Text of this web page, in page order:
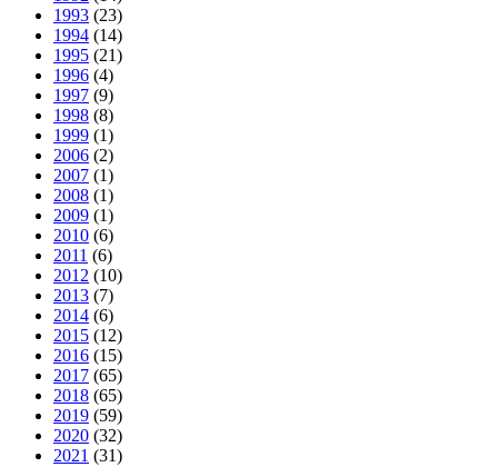
1993 (23)
1994 (14)
1995 (21)
1996 (4)
1997 (9)
1998 (8)
1999 (1)
2006 (2)
2007 (1)
2008 (1)
2009 (1)
2010 (6)
2011 (6)
2012 (10)
2013 (7)
2014 (6)
2015 (12)
2016 (15)
2017 (65)
2018 (65)
2019 (59)
2020 (32)
2021 (31)